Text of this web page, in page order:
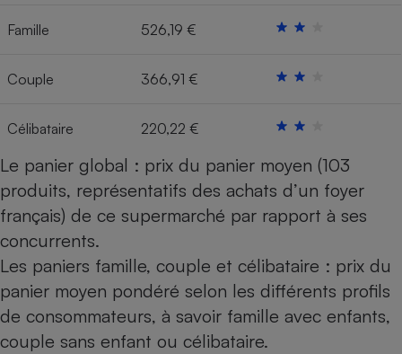
Famille 526,19 €
Couple 366,91 €
Célibataire 220,22 €
Le panier global : prix du panier moyen (103
produits, représentatifs des achats d’un foyer
français) de ce supermarché par rapport à ses
concurrents.
Les paniers famille, couple et célibataire : prix du
panier moyen pondéré selon les différents profils
de consommateurs, à savoir famille avec enfants,
couple sans enfant ou célibataire.